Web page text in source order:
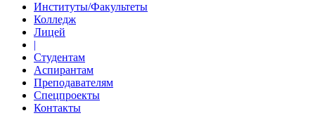
Институты/Факультеты
Колледж
Лицей
|
Студентам
Аспирантам
Преподавателям
Спецпроекты
Контакты